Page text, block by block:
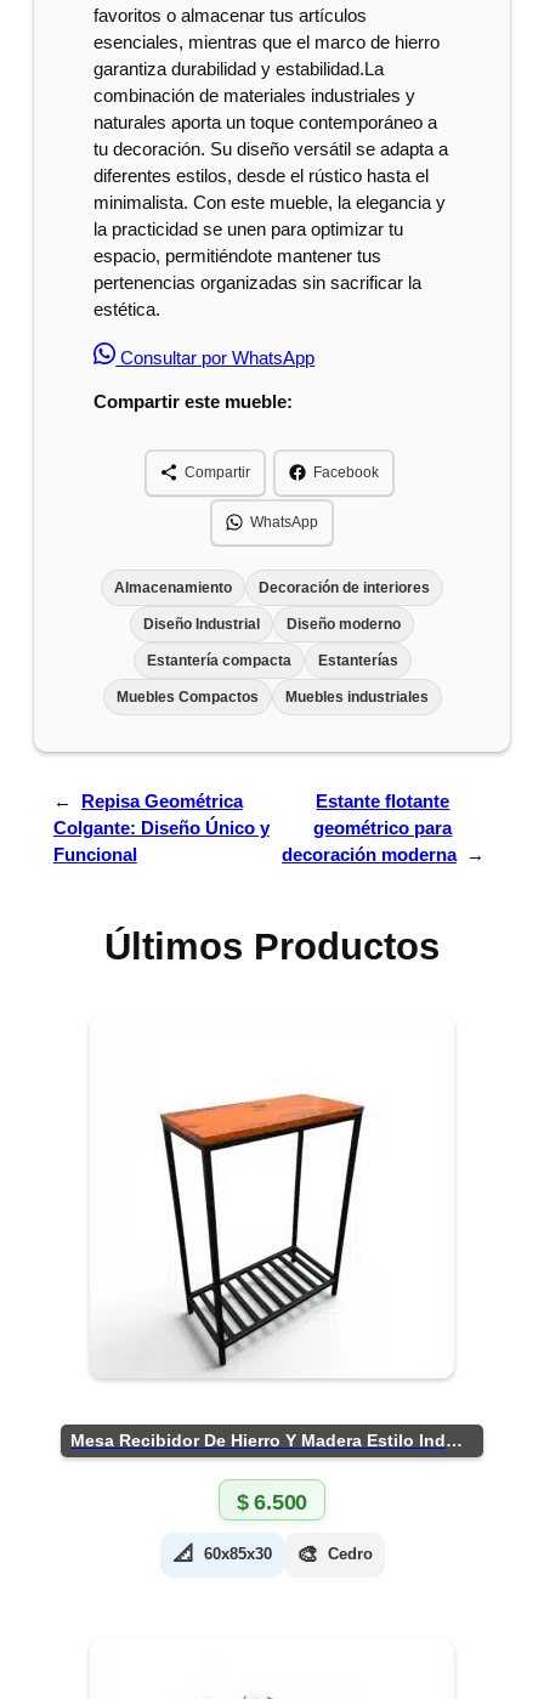
favoritos o almacenar tus artículos
esenciales, mientras que el marco de hierro
garantiza durabilidad y estabilidad.La
combinación de materiales industriales y
naturales aporta un toque contemporáneo a
tu decoración. Su diseño versátil se adapta a
diferentes estilos, desde el rústico hasta el
minimalista. Con este mueble, la elegancia y
la practicidad se unen para optimizar tu
espacio, permitiéndote mantener tus
pertenencias organizadas sin sacrificar la
estética.
Consultar por WhatsApp
Compartir este mueble:
Compartir Facebook
WhatsApp
Almacenamiento Decoración de interiores
Diseño Industrial Diseño moderno
Estantería compacta Estanterías
Muebles Compactos Muebles industriales
←
Repisa Geométrica
Colgante: Diseño Único y
Funcional
Estante flotante
geométrico para
decoración moderna
→
Últimos Productos
Mesa Recibidor De Hierro Y Madera Estilo Industrial
$6.500
📐 60x85x30 🎨 Cedro